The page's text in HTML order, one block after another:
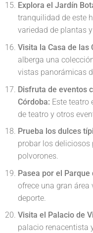
Explora el Jardín
tranquilidad de este
variedad de plantas
Visita la Casa de las
alberga una
vistas panorámicas
Disfruta de eventos
Córdoba: Este teatro
de teatro y otros
Prueba los dulces
probar los
polvorones.
Pasea por el
ofrece una gran área
deporte.
Visita el Palacio de
palacio renacentista